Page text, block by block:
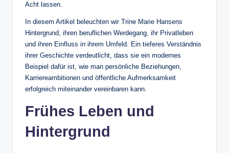
Acht lassen.
In diesem Artikel beleuchten wir Trine Marie Hansens
Hintergrund, ihren beruflichen Werdegang, ihr Privatleben
und ihren Einfluss in ihrem Umfeld. Ein tieferes Verständnis
ihrer Geschichte verdeutlicht, dass sie ein modernes
Beispiel dafür ist, wie man persönliche Beziehungen,
Karriereambitionen und öffentliche Aufmerksamkeit
erfolgreich miteinander vereinbaren kann.
Frühes Leben und
Hintergrund